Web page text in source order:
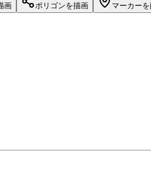
画 ポリゴンを描画 マーカー